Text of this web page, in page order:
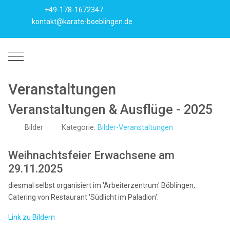
+49-178-1672347
kontakt@karate-boeblingen.de
Mobile Menu Toggle
Veranstaltungen
Veranstaltungen & Ausflüge - 2025
Bilder Kategorie:Bilder-Veranstaltungen
Weihnachtsfeier Erwachsene am
29.11.2025
diesmal selbst organisiert im 'Arbeiterzentrum' Böblingen,
Catering von Restaurant 'Südlicht im Paladion'.
Link zu Bildern